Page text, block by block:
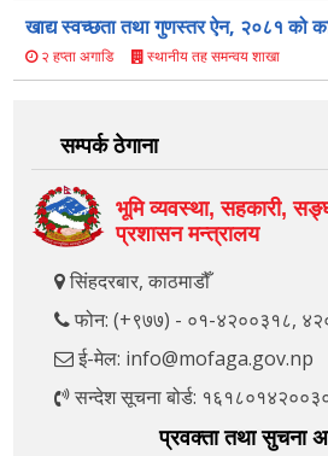
खाद्य स्वच्छता तथा गुणस्तर ऐन, २०८१ को
२ हप्ता अगाडि स्थानीय तह समन्वय शाखा
सम्पर्क ठेगाना
भूमि व्यवस्था, सहकारी,
प्रशासन मन्त्रालय
सिंहदरबार, काठमाडौँ
फोन: (+९७७) - ०१-४२००३१८,
ई-मेल: info@mofaga.gov.np
सन्देश सूचना बोर्ड:
प्रवक्ता तथा सुचना